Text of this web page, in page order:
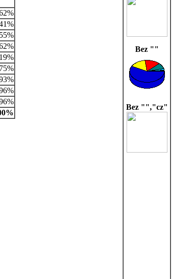
Bez ""
Bez "","cz"